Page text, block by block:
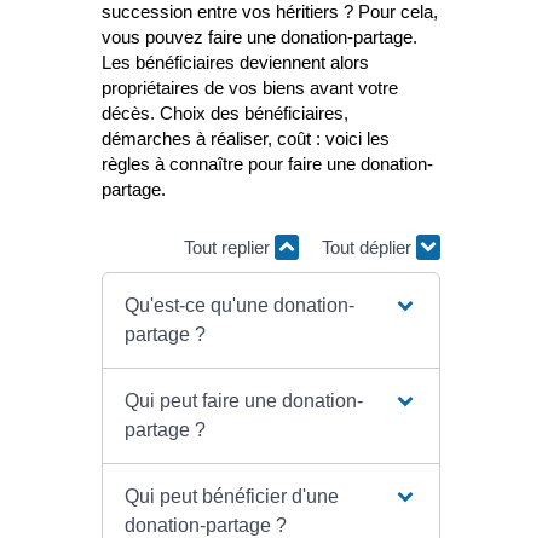
succession entre vos héritiers ? Pour cela,
vous pouvez faire une donation-partage.
Les bénéficiaires deviennent alors
propriétaires de vos biens avant votre
décès. Choix des bénéficiaires,
démarches à réaliser, coût : voici les
règles à connaître pour faire une donation-
partage.
Tout replier Tout déplier
Qu'est-ce qu'une donation-
partage ?
Qui peut faire une donation-
partage ?
Qui peut bénéficier d'une
donation-partage ?